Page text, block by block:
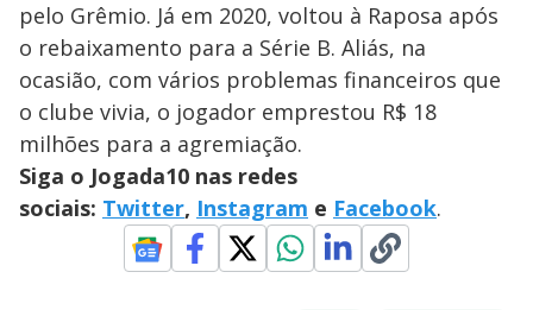
pelo Grêmio. Já em 2020, voltou à Raposa após
o rebaixamento para a Série B. Aliás, na
ocasião, com vários problemas financeiros que
o clube vivia, o jogador emprestou R$ 18
milhões para a agremiação.
Siga o Jogada10 nas redes
sociais: Twitter, Instagram e Facebook.